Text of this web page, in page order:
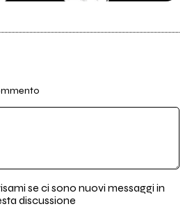
se ci sono nuovi messaggi in
discussione